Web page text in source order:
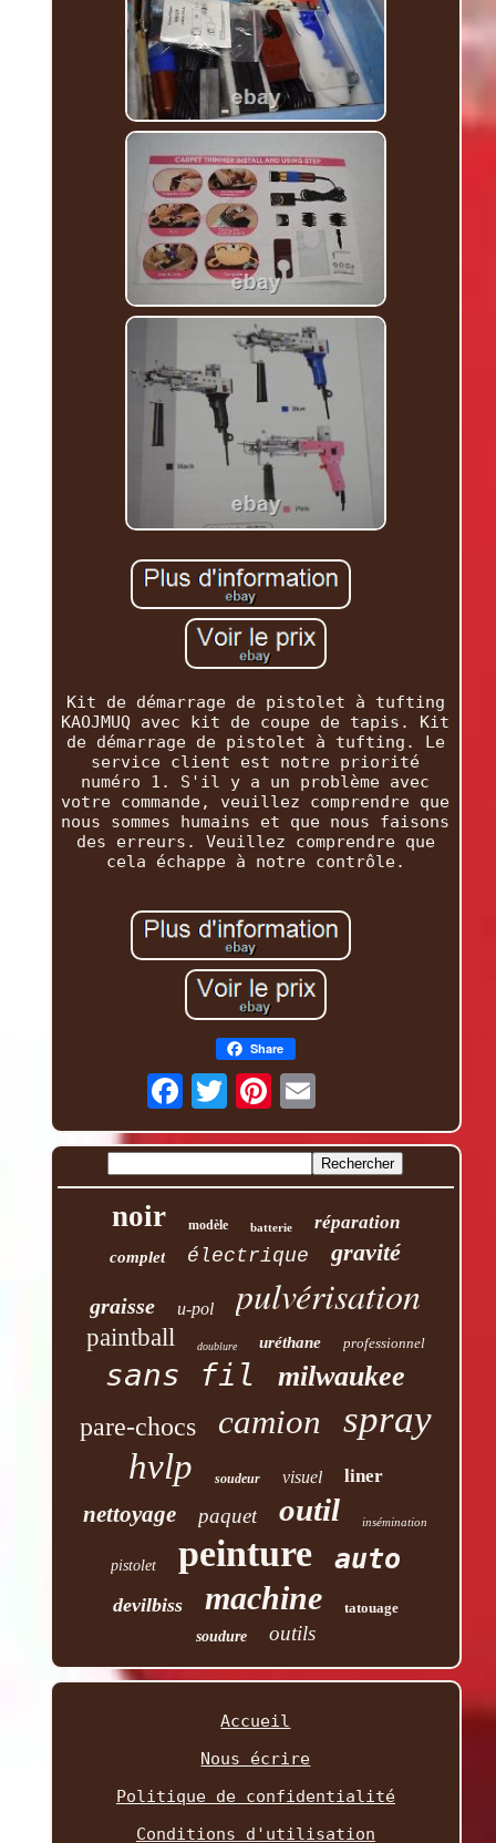
Kit de démarrage de pistolet à tufting
KAOJMUQ avec kit de coupe de tapis. Kit
de démarrage de pistolet à tufting. Le
service client est notre priorité
numéro 1. S'il y a un problème avec
votre commande, veuillez comprendre que
nous sommes humains et que nous faisons
des erreurs. Veuillez comprendre que
cela échappe à notre contrôle.
Share
noir modèle batterie réparation
complet électrique gravité
graisse u-pol pulvérisation
paintball doublure uréthane professionnel
sans fil milwaukee
pare-chocs camion spray
hvlp soudeur visuel liner
nettoyage paquet outil insémination
pistolet peinture auto
devilbiss machine
tatouage
soudure
outils
Accueil
Nous écrire
Politique de confidentialité
Conditions d'utilisation